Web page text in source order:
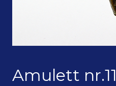
Amulett nr.11